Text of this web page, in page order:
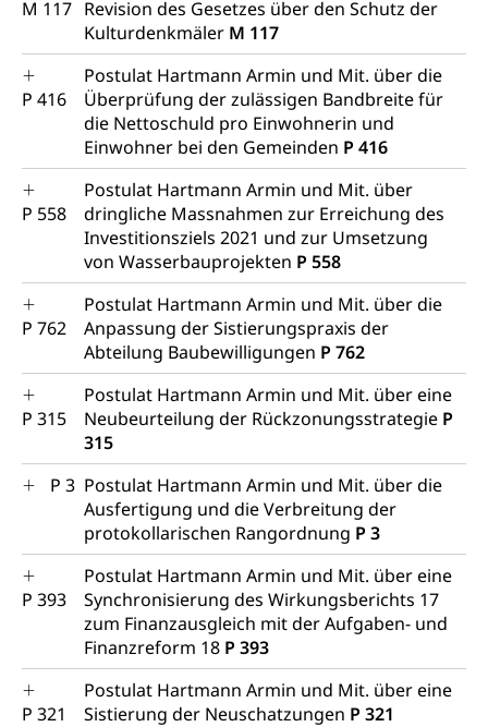
M 117 Revision des Gesetzes über den Schutz der
Kulturdenkmäler M 117
P 416
Postulat Hartmann Armin und Mit. über die
Überprüfung der zulässigen Bandbreite für
die Nettoschuld pro Einwohnerin und
Einwohner bei den Gemeinden P 416
P 558
Postulat Hartmann Armin und Mit. über
dringliche Massnahmen zur Erreichung des
Investitionsziels 2021 und zur Umsetzung
von Wasserbauprojekten P 558
P 762
Postulat Hartmann Armin und Mit. über die
Anpassung der Sistierungspraxis der
Abteilung Baubewilligungen P 762
P 315
Postulat Hartmann Armin und Mit. über eine
Neubeurteilung der Rückzonungsstrategie P
315
P 3 Postulat Hartmann Armin und Mit. über die
Ausfertigung und die Verbreitung der
protokollarischen Rangordnung P 3
P 393
Postulat Hartmann Armin und Mit. über eine
Synchronisierung des Wirkungsberichts 17
zum Finanzausgleich mit der Aufgaben- und
Finanzreform 18 P 393
P 321
Postulat Hartmann Armin und Mit. über eine
Sistierung der Neuschatzungen P 321